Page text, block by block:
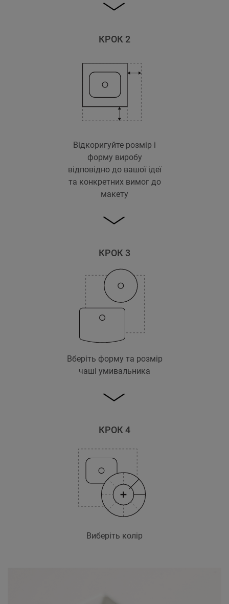
КРОК 2
Відкоригуйте розмір і
форму виробу
відповідно до вашої ідеї
та конкретних вимог до
макету
КРОК 3
Вберіть форму та розмір
чаші умивальника
КРОК 4
Виберіть колір